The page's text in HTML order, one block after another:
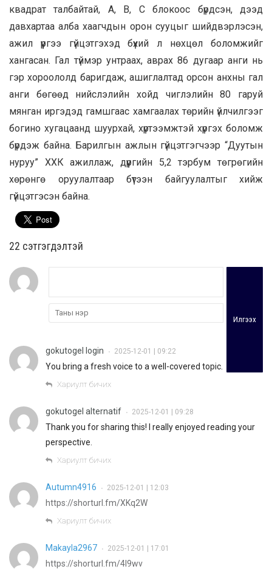
квадрат талбайтай, А, В, С блокоос бүрдсэн, дээд
давхартаа алба хаагчдын орон сууцыг шийдвэрлэсэн,
ажил үүргээ гүйцэтгэхэд бүхий л нөхцөл боломжийг
хангасан. Гал түймэр унтраах, аврах 86 дугаар анги нь
гэр хороололд баригдаж, ашиглалтад орсон анхны гал
анги бөгөөд нийслэлийн хойд чиглэлийн 80 гаруй
мянган иргэдэд гамшгаас хамгаалах төрийн үйлчилгээг
богино хугацаанд шуурхай, хүртээмжтэй хүргэх боломж
бүрдэж байна. Барилгын ажлын гүйцэтгэгчээр “Дуутын
нуруу” ХХК ажиллаж, дүүргийн 5,2 тэрбум төгрөгийн
хөрөнгө оруулалтаар бүтээн байгуулалтыг хийж
гүйцэтгэсэн байна.
22 cэтгэгдэлтэй
Илгээх
gokutogel login • 2025-12-01 | 09:22
You bring a fresh voice to a well-covered topic.
Хариулт бичих
gokutogel alternatif • 2025-12-01 | 09:28
Thank you for sharing this! I really enjoyed reading your
perspective.
Хариулт бичих
Autumn4916 • 2025-12-01 | 12:03
https://shorturl.fm/XKq2W
Хариулт бичих
Makayla2967 • 2025-12-01 | 17:01
https://shorturl.fm/4l9wv